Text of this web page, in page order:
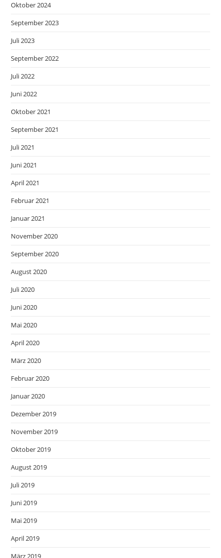
Oktober 2024
September 2023
Juli 2023
September 2022
Juli 2022
Juni 2022
Oktober 2021
September 2021
Juli 2021
Juni 2021
April 2021
Februar 2021
Januar 2021
November 2020
September 2020
August 2020
Juli 2020
Juni 2020
Mai 2020
April 2020
März 2020
Februar 2020
Januar 2020
Dezember 2019
November 2019
Oktober 2019
August 2019
Juli 2019
Juni 2019
Mai 2019
April 2019
März 2019